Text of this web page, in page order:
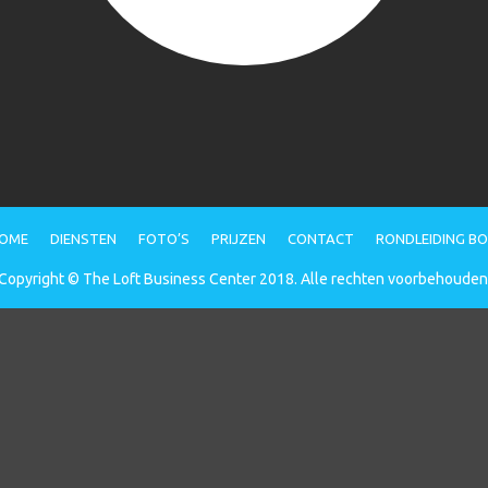
DIENSTEN FOTO’S PRIJZEN CONTACT RONDLEIDING
© The Loft Business Center 2018. Alle rechten